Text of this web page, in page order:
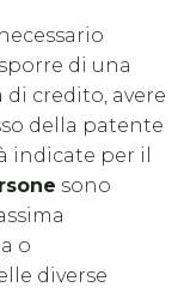
di una
credito, avere
della patente
indicate per il
sono
o
diverse